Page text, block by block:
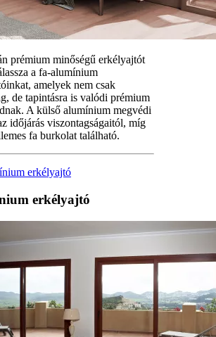
prémium minőségű erkélyajtót
a fa-alumínium
amelyek nem csak
de tapintásra is valódi prémium
A külső alumínium megvédi
időjárás viszontagságaitól, míg
fa burkolat található.
erkélyajtó
erkélyajtó